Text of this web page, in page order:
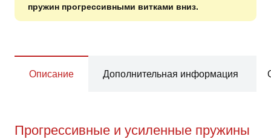
пружин прогрессивными витками вниз.
Описание Дополнительная информация
Прогрессивные и усиленные пружины